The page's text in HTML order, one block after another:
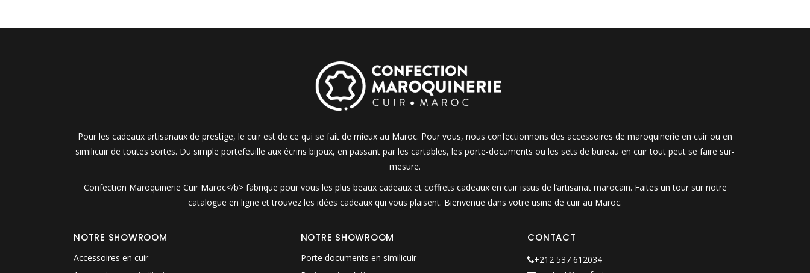
Pour les cadeaux artisanaux de prestige, le cuir est de ce qui se fait de mieux au Maroc. Pour vous, nous confectionnons des accessoires de maroquinerie en cuir ou en
similicuir de toutes sortes. Du simple portefeuille aux écrins bijoux, en passant par les cartables, les porte-documents ou les sets de bureau en cuir tout peut se faire sur-
mesure.
Confection Maroquinerie Cuir Maroc</b> fabrique pour vous les plus beaux cadeaux et coffrets cadeaux en cuir issus de l’artisanat marocain. Faites un tour sur notre
catalogue en ligne et trouvez les idées cadeaux qui vous plaisent. Bienvenue dans votre usine de cuir au Maroc.
NOTRE SHOWROOM
Accessoires en cuir
NOTRE SHOWROOM
Porte documents en similicuir
CONTACT
+212 537 612034